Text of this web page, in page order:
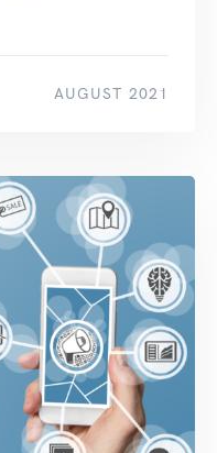
AUGUST 2021